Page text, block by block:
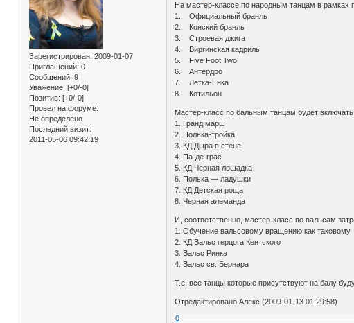
Зарегистрирован: 2009-01-07
Приглашений: 0
Сообщений: 9
Уважение: [+0/-0]
Позитив: [+0/-0]
Провел на форуме:
Не определено
Последний визит:
2011-05-06 09:42:19
На мастер-классе по народным танцам в рамках
1. Официальный бранль
2. Конский бранль
3. Строевая джига
4. Виргинская кадриль
5. Five Foot Two
6. Антердро
7. Летка-Енка
8. Котильон
Мастер-класс по бальным танцам будет включать
1. Гранд марш
2. Полька-тройка
3. КД Дыра в стене
4. Па-де-грас
5. КД Черная лошадка
6. Полька — ладушки
7. КД Детская роща
8. Черная алеманда
И, соответственно, мастер-класс по вальсам
1. Обучение вальсовому вращению как таковому
2. КД Вальс герцога Кентского
3. Вальс Ринка
4. Вальс св. Бернара
Т.е. все танцы которые присутствуют на балу
Отредактировано Алекс (2009-01-13 01:29:58)
0